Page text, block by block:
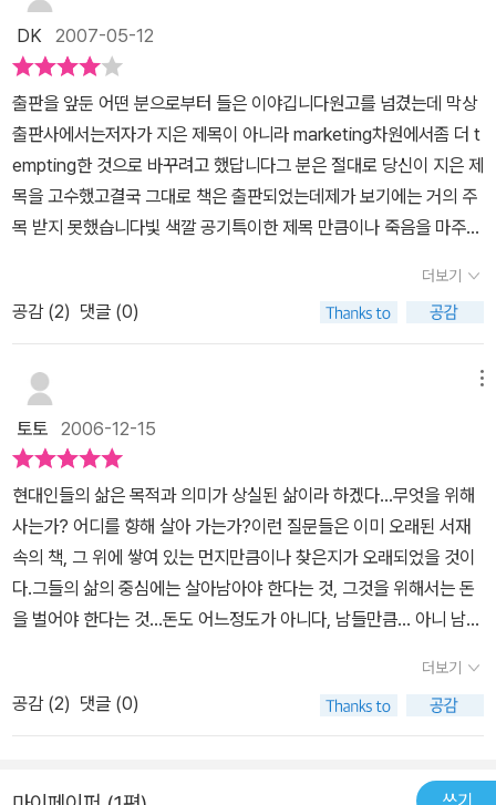
DK 2007-05-12
출판을 앞둔 어떤 분으로부터 들은 이야깁니다원고를 넘겼는데 막상
출판사에서는저자가 지은 제목이 아니라 marketing차원에서좀 더 t
empting한 것으로 바꾸려고 했답니다그 분은 절대로 당신이 지은 제
목을 고수했고결국 그대로 책은 출판되었는데제가 보기에는 거의 주
목 받지 못했습니다빛 색깔 공기특이한 제목 만큼이나 죽음을 마주한
않은 책입니다혹 출판사가 만들어낸 제목이 아닐까 했는데 읽으면서
빛 색깔 공기가 책의 momentum을 이루는 중심부에 놓여져 있다는
것을 알았습니다이 책이 죽음을 이야기해서인가요?책을 놓은 순간보
다 시간이 갈수록뭔가 묵직한 것에 눌려 있는 것 같은 그렇지만 별로
기분나쁘지 않은 부담이 있습니다고 김치영 목사는 1960년대 초에
미국에서 공부를 했고 그 이후에는 누릴 수 있는 곳 보다는 오히려 낮
고 불편한 자리를 찾았으며 평생을 이웃을 돕고 섬기는 삶을 살았습
니다병상을 찾은 제자들을 위해 함께 나눌설교문을 준비하고 자신의
장례예배에서 선포될 설교와 그 후에 함께 드릴 찬송가까지정해 둘만
큼 하늘로 부터 받은목사의 삶을 고집스럽기까지 지키신 분입니다이
책이 제게 준 가장 큰 도전 하나를 소개하자면병세가 악화되어 거동
하는 것 자체가 불가능할 때였었는데도 김치영 목사는 신학자인 아들
에게 구입하기 원하는 책들의목록을 알려주었습니다 그리고는 이렇
게 말합니다내가 지금 책을 구해 읽어서 무얼 하겠나 이런 생각이 드
다공부를 하며 그 효용을 따지는 것은 이미 '깨달음에 대한 순수한 열
더보기
공감 (2) 댓글 (0)
토토 2006-12-15
현대인들의 삶은 목적과 의미가 상실된 삶이라 하겠다...무엇을 위해
사는가? 어디를 향해 살아 가는가?이런 질문들은 이미 오래된 서재
속의 책, 그 위에 쌓여 있는 먼지만큼이나 찾은지가 오래되었을 것이
다.그들의 삶의 중심에는 살아남아야 한다는 것, 그것을 위해서는 돈
을 벌어야 한다는 것...돈도 어느정도가 아니다, 남들만큼... 아니 남들
다른 중요한 문제가 남아 있는가?진정 의미있는 목적과 목적있는 의
미가 남아 있을까? 이 책은 우리들에게 말한다... 삶의 마지막 순간...
죽음 앞에서...삶의 목적과 의미가 어떤 것인지를 말하고 있다. 그것은
더보기
공감 (2) 댓글 (0)
쓰기